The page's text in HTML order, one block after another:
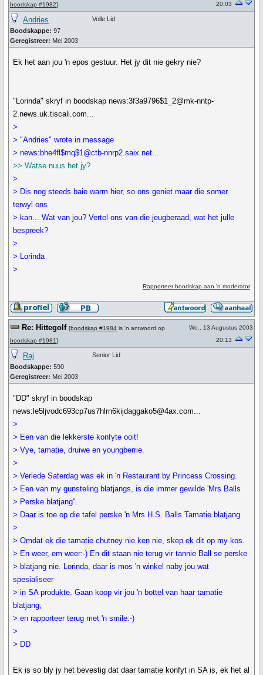
boodskap #1982]
20:03
Andries
Boodskappe: 97
Geregistreer: Mei 2003
Volle Lid
Ek het aan jou 'n epos gestuur. Het jy dit nie gekry nie?
"Lorinda" skryf in boodskap news:3f3a9796$1_2@mk-nntp-
2.news.uk.tiscali.com...
>
> "Andries" wrote in message
> news:bhe4fl$mq$1@ctb-nnrp2.saix.net...
>> Watse nuus het jy?
>
> Dis nog steeds baie warm hier, so ons geniet maar die somer
terwyl ons
> kan... Wat van jou? Vertel ons van die jeugberaad, wat het julle
bespreek?
>
> Lorinda
>
Rapporteer boodskap aan 'n moderator
Re: Hittegolf [boodskap #1984 is 'n antwoord op
boodskap #1981]
Wo., 13 Augustus 2003
20:13
Raj
Boodskappe: 590
Geregistreer: Mei 2003
Senior Lid
"DD" skryf in boodskap
news:le5ljvodc693cp7us7hlrn6kijdaggako5@4ax.com...
>
> Een van die lekkerste konfyte ooit!
> Vye, tamatie, druiwe en youngberrie.
>
> Verlede Saterdag was ek in 'n Restaurant by Princess Crossing.
> Een van my gunsteling blatjangs, is die immer gewilde 'Mrs Balls
> Perske blatjang".
> Daar is toe op die tafel perske 'n Mrs H.S. Balls Tamatie blatjang.
>
> Omdat ek die tamatie chutney nie ken nie, skep ek dit op my kos.
> En weer, em weer:-) En dit staan nie terug vir tannie Ball se perske
> blatjang nie. Lorinda, daar is mos 'n winkel naby jou wat
spesialiseer
> in SA produkte. Gaan koop vir jou 'n bottel van haar tamatie
blatjang,
> en rapporteer terug met 'n smile:-)
>
> DD
Ek is so bly jy het bevestig dat daar tamatie konfyt in SA is, ek het al